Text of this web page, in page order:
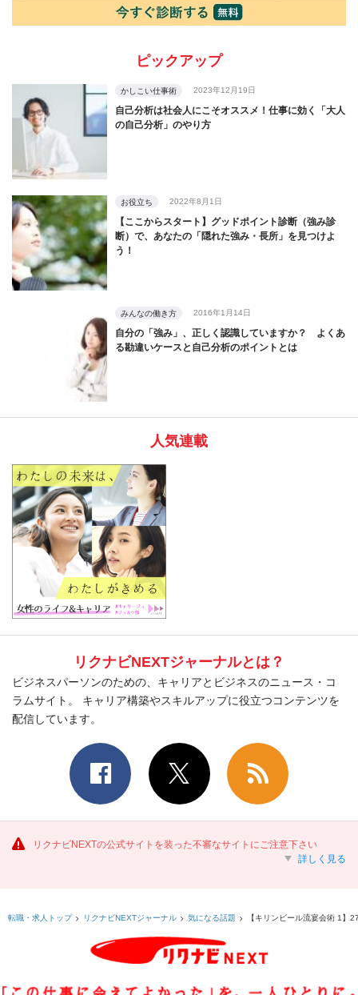
ピックアップ
かしこい仕事術 2023年12月19日
自己分析は社会人にこそオススメ！仕事に効く「大人
の自己分析」のやり方
お役立ち 2022年8月1日
【ここからスタート】グッドポイント診断（強み診
断）で、あなたの「隠れた強み・長所」を見つけよ
う！
みんなの働き方 2016年1月14日
自分の「強み」、正しく認識していますか？ よくあ
る勘違いケースと自己分析のポイントとは
人気連載
リクナビNEXTジャーナルとは？
ビジネスパーソンのための、キャリアとビジネスのニュース・コ
ラムサイト。 キャリア構築やスキルアップに役立つコンテンツを
配信しています。
リクナビNEXTの公式サイトを装った不審なサイトにご注意下さい
詳しく見る
転職・求人トップ リクナビNEXTジャーナル 気になる話題 【キリンビール流宴会術 1】